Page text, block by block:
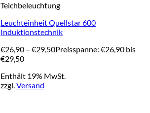
Teichbeleuchtung
Leuchteinheit Quellstar 600
Induktionstechnik
€26,90 – €29,50Preisspanne: €26,90 bis
€29,50
Enthält 19% MwSt.
zzgl.Versand